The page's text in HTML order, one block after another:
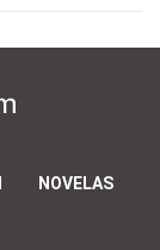
NOVELAS